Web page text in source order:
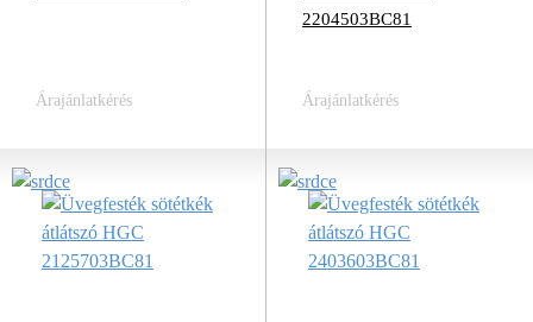
Árajánlatkérés
2204503BC81
Árajánlatkérés